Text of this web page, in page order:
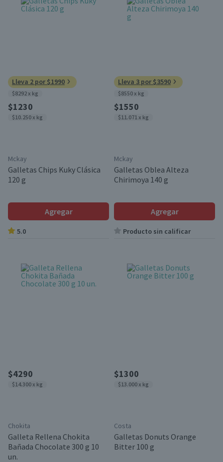
Lleva 2 por $1990
$8292 x kg
$1230
$10.250 x kg
Mckay
Galletas Chips Kuky Clásica
120 g
Agregar
5.0
Lleva 3 por $3590
$8550 x kg
$1550
$11.071 x kg
Mckay
Galletas Oblea Alteza
Chirimoya 140 g
Agregar
Producto sin calificar
$4290
$14.300 x kg
Chokita
Galleta Rellena Chokita
Bañada Chocolate 300 g 10
un.
$1300
$13.000 x kg
Costa
Galletas Donuts Orange
Bitter 100 g